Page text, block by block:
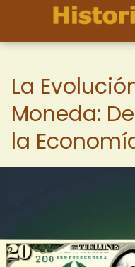
La
Moneda:
la